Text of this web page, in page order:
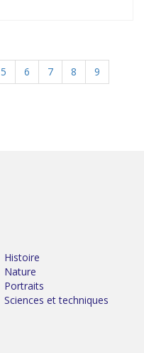
5 6 7 8
9
Histoire
Nature
Portraits
Sciences et techniques